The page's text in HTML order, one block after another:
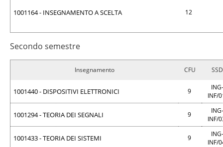
1001164 - INSEGNAMENTO A SCELTA 12
Secondo semestre
Insegnamento CFU SSD
1001440 - DISPOSITIVI ELETTRONICI 9
ING-
INF/
1001294 - TEORIA DEI SEGNALI 9
ING-
INF/
1001433 - TEORIA DEI SISTEMI 9
ING-
INF/